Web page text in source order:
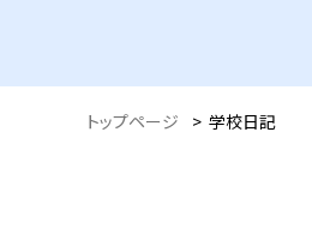
トップページ > 学校日記